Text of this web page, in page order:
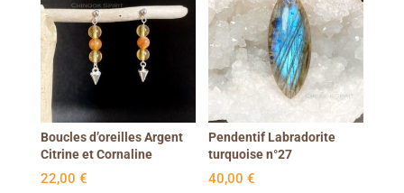
Boucles d’oreilles Argent
Citrine et Cornaline
22,00 €
Pendentif Labradorite
turquoise n°27
40,00€